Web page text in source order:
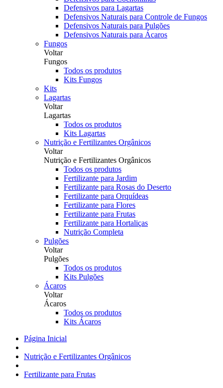
Defensivos para Lagartas
Defensivos Naturais para Controle de Fungos
Defensivos Naturais para Pulgões
Defensivos Naturais para Ácaros
Fungos
Voltar
Fungos
Todos os produtos
Kits Fungos
Kits
Lagartas
Voltar
Lagartas
Todos os produtos
Kits Lagartas
Nutrição e Fertilizantes Orgânicos
Voltar
Nutrição e Fertilizantes Orgânicos
Todos os produtos
Fertilizante para Jardim
Fertilizante para Rosas do Deserto
Fertilizante para Orquídeas
Fertilizante para Flores
Fertilizante para Frutas
Fertilizante para Hortaliças
Nutrição Completa
Pulgões
Voltar
Pulgões
Todos os produtos
Kits Pulgões
Ácaros
Voltar
Ácaros
Todos os produtos
Kits Ácaros
Página Inicial
Nutrição e Fertilizantes Orgânicos
Fertilizante para Frutas